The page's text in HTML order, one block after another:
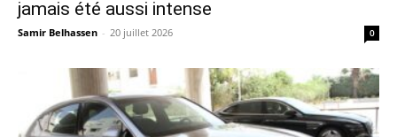
jamais été aussi intense
Samir Belhassen - 20 juillet 2026 0